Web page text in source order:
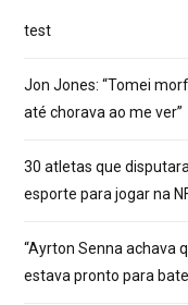
test
Jon Jones: “Tomei
até chorava ao me ver”
30 atletas que
esporte para jogar na
“Ayrton Senna achava
estava pronto para